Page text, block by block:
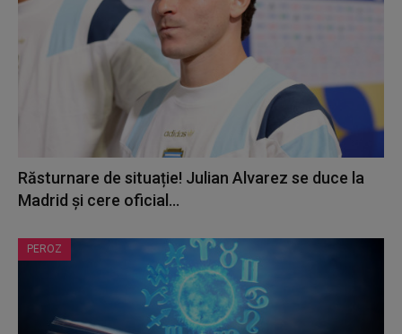
Răsturnare de situație! Julian Alvarez se duce la
Madrid și cere oficial...
PEROZ